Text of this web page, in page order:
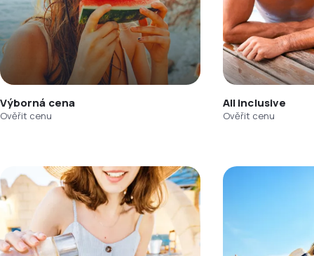
Výborná cena
Ověřit cenu
All inclusive
Ověřit cenu